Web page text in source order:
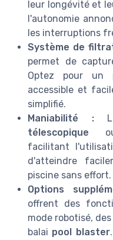
leur longévité et
l'autonomie
les interruptions
Système de
permet de
Optez pour un
accessible et
simplifié.
Maniabilité :
télescopique ou
facilitant
d'atteindre
piscine sans effort.
Options
offrent des
mode robotisé,
balai pool blaster